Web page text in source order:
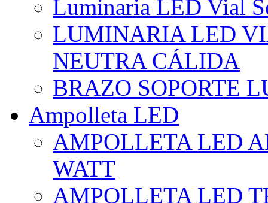
Luminaria LED Vial
LUMINARIA LED
NEUTRA CÁLIDA
BRAZO SOPORTE
Ampolleta LED
AMPOLLETA LED
WATT
AMPOLLETA LED